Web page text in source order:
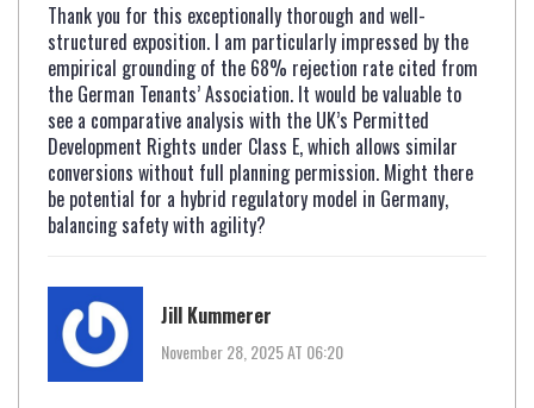
Thank you for this exceptionally thorough and well-
structured exposition. I am particularly impressed by the
empirical grounding of the 68% rejection rate cited from
the German Tenants’ Association. It would be valuable to
see a comparative analysis with the UK’s Permitted
Development Rights under Class E, which allows similar
conversions without full planning permission. Might there
be potential for a hybrid regulatory model in Germany,
balancing safety with agility?
Jill Kummerer
November 28, 2025 AT 06:20